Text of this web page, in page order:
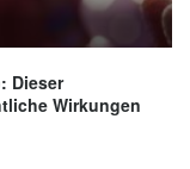
Dieser
Wirkungen